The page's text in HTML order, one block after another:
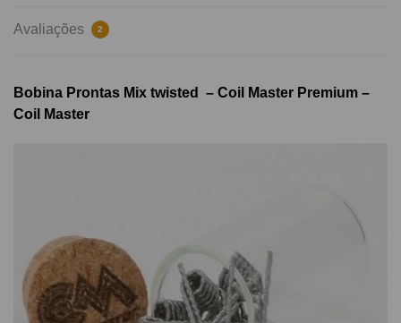
Avaliações 2
Bobina Prontas Mix twisted – Coil Master Premium –
Coil Master